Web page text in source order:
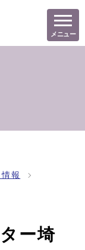
メニュー
報
ー埼